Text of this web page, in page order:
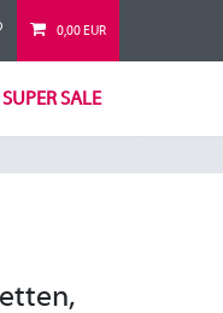
0,00 EUR
SUPER SALE